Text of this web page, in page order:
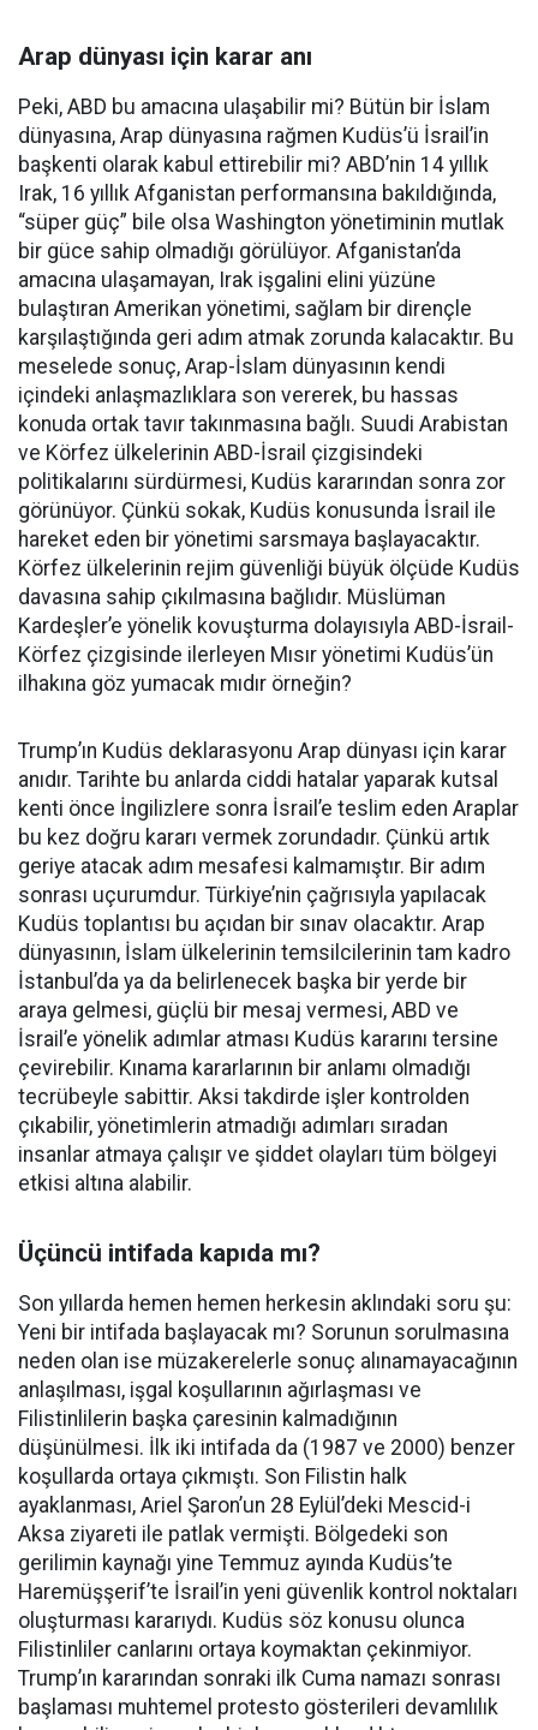
Arap dünyası için karar anı
Peki, ABD bu amacına ulaşabilir mi? Bütün bir İslam
dünyasına, Arap dünyasına rağmen Kudüs’ü İsrail’in
başkenti olarak kabul ettirebilir mi? ABD’nin 14 yıllık
Irak, 16 yıllık Afganistan performansına bakıldığında,
“süper güç” bile olsa Washington yönetiminin mutlak
bir güce sahip olmadığı görülüyor. Afganistan’da
amacına ulaşamayan, Irak işgalini elini yüzüne
bulaştıran Amerikan yönetimi, sağlam bir dirençle
karşılaştığında geri adım atmak zorunda kalacaktır. Bu
meselede sonuç, Arap-İslam dünyasının kendi
içindeki anlaşmazlıklara son vererek, bu hassas
konuda ortak tavır takınmasına bağlı. Suudi Arabistan
ve Körfez ülkelerinin ABD-İsrail çizgisindeki
politikalarını sürdürmesi, Kudüs kararından sonra zor
görünüyor. Çünkü sokak, Kudüs konusunda İsrail ile
hareket eden bir yönetimi sarsmaya başlayacaktır.
Körfez ülkelerinin rejim güvenliği büyük ölçüde Kudüs
davasına sahip çıkılmasına bağlıdır. Müslüman
Kardeşler’e yönelik kovuşturma dolayısıyla ABD-İsrail-
Körfez çizgisinde ilerleyen Mısır yönetimi Kudüs’ün
ilhakına göz yumacak mıdır örneğin?
Trump’ın Kudüs deklarasyonu Arap dünyası için karar
anıdır. Tarihte bu anlarda ciddi hatalar yaparak kutsal
kenti önce İngilizlere sonra İsrail’e teslim eden Araplar
bu kez doğru kararı vermek zorundadır. Çünkü artık
geriye atacak adım mesafesi kalmamıştır. Bir adım
sonrası uçurumdur. Türkiye’nin çağrısıyla yapılacak
Kudüs toplantısı bu açıdan bir sınav olacaktır. Arap
dünyasının, İslam ülkelerinin temsilcilerinin tam kadro
İstanbul’da ya da belirlenecek başka bir yerde bir
araya gelmesi, güçlü bir mesaj vermesi, ABD ve
İsrail’e yönelik adımlar atması Kudüs kararını tersine
çevirebilir. Kınama kararlarının bir anlamı olmadığı
tecrübeyle sabittir. Aksi takdirde işler kontrolden
çıkabilir, yönetimlerin atmadığı adımları sıradan
insanlar atmaya çalışır ve şiddet olayları tüm bölgeyi
etkisi altına alabilir.
Üçüncü intifada kapıda mı?
Son yıllarda hemen hemen herkesin aklındaki soru şu:
Yeni bir intifada başlayacak mı? Sorunun sorulmasına
neden olan ise müzakerelerle sonuç alınamayacağının
anlaşılması, işgal koşullarının ağırlaşması ve
Filistinlilerin başka çaresinin kalmadığının
düşünülmesi. İlk iki intifada da (1987 ve 2000) benzer
koşullarda ortaya çıkmıştı. Son Filistin halk
ayaklanması, Ariel Şaron’un 28 Eylül’deki Mescid-i
Aksa ziyareti ile patlak vermişti. Bölgedeki son
gerilimin kaynağı yine Temmuz ayında Kudüs’te
Haremüşşerif’te İsrail’in yeni güvenlik kontrol noktaları
oluşturması kararıydı. Kudüs söz konusu olunca
Filistinliler canlarını ortaya koymaktan çekinmiyor.
Trump’ın kararından sonraki ilk Cuma namazı sonrası
başlaması muhtemel protesto gösterileri devamlılık